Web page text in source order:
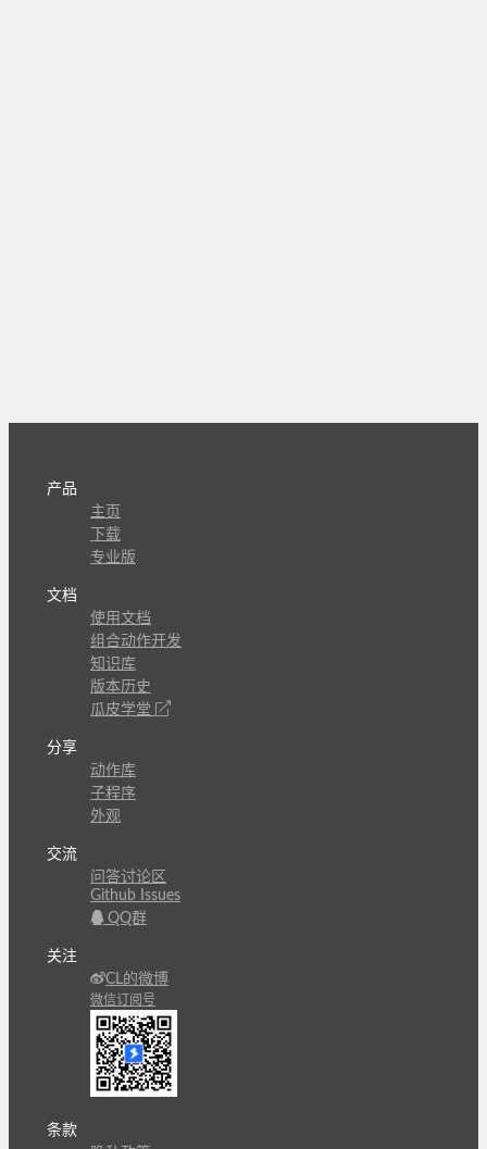
产品
主页
下载
专业版
文档
使用文档
组合动作开发
知识库
版本历史
瓜皮学堂
分享
动作库
子程序
外观
交流
问答讨论区
Github Issues
QQ群
关注
CL的微博
微信订阅号
条款